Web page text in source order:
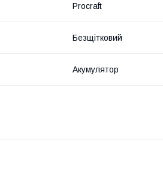
Procraft
Безщітковий
Акумулятор